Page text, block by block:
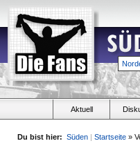
Aktuell
Du bist hier: Süden | Startseite »